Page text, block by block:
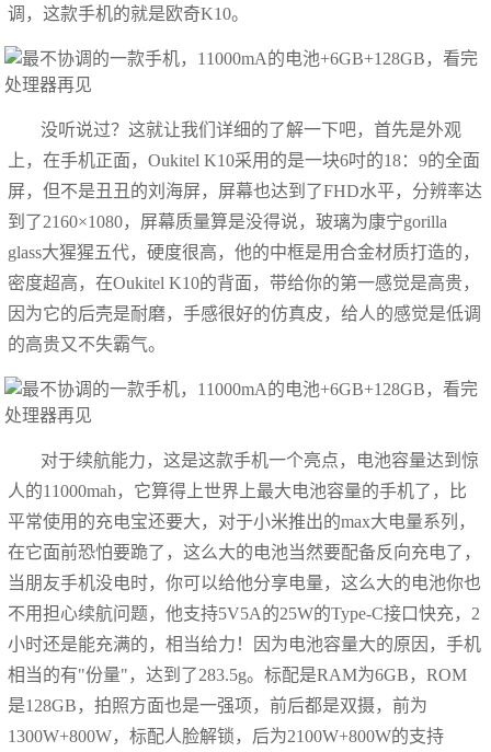
调，这款手机的就是欧奇K10。
​没听说过？这就让我们详细的了解一下吧，首先是外观
上，在手机正面，Oukitel K10采用的是一块6吋的18：9的全面
屏，但不是丑丑的刘海屏，屏幕也达到了FHD水平，分辨率达
到了2160×1080，屏幕质量算是没得说，玻璃为康宁gorilla
glass大猩猩五代，硬度很高，他的中框是用合金材质打造的，
密度超高，在Oukitel K10的背面，带给你的第一感觉是高贵，
因为它的后壳是耐磨，手感很好的仿真皮，给人的感觉是低调
的高贵又不失霸气。
对于续航能力，这是这款手机一个亮点，电池容量达到惊
人的11000mah，它算得上世界上最大电池容量的手机了，比
平常使用的充电宝还要大，对于小米推出的max大电量系列，
在它面前恐怕要跪了，这么大的电池当然要配备反向充电了，
当朋友手机没电时，你可以给他分享电量，这么大的电池你也
不用担心续航问题，他支持5V5A的25W的Type-C接口快充，2
小时还是能充满的，相当给力！因为电池容量大的原因，手机
相当的有"份量"，达到了283.5g。标配是RAM为6GB，ROM
是128GB，拍照方面也是一强项，前后都是双摄，前为
1300W+800W，标配人脸解锁，后为2100W+800W的支持